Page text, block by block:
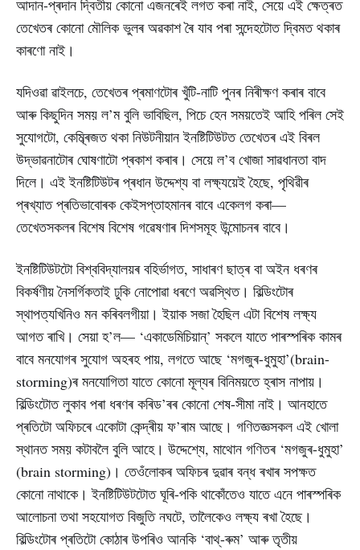
আদান-প্ৰদান দ্বিতীয় কোনো এজনৰেই লগত কৰা নাই, সেয়ে এই ক্ষেত্ৰত
তেখেতৰ কোনো মৌলিক ভুলৰ অৱকাশ ৰৈ যাব পৰা সন্দেহটোত দ্বিমত থকাৰ
কাৰণো নাই।
যদিওৱা ৱাইলচে, তেখেতৰ প্ৰমাণটোৰ খুঁটি-নাটি পুনৰ নিৰীক্ষণ কৰাৰ বাবে
আৰু কিছুদিন সময় ল’ম বুলি ভাবিছিল, পিচে হেন সময়তেই আহি পৰিল সেই
সুযোগটো, কেম্ব্ৰিজত থকা নিউটনীয়ান ইনষ্টিটিউটত তেখেতৰ এই বিৰল
উদ্ভাৱনাটোৰ ঘোষণাটো প্ৰকাশ কৰাৰ। সেয়ে ল’ব খোজা সাৱধানতা বাদ
দিলে। এই ইনষ্টিটিউটৰ প্ৰধান উদ্দেশ্য বা লক্ষ্যয়েই হৈছে, পৃথিৱীৰ
প্ৰখ্যাত প্ৰতিভাবোৰক কেইসপ্তাহমানৰ বাবে একেলগ কৰা—
তেখেতসকলৰ বিশেষ বিশেষ গৱেষণাৰ দিশসমূহ উন্মোচনৰ বাবে।
ইনষ্টিটিউটটো বিশ্ববিদ্যালয়ৰ বহিৰ্ভাগত, সাধাৰণ ছাত্ৰ বা অইন ধৰণৰ
বিকৰ্ষণীয় নৈসৰ্গিকতাই ঢুকি নোপোৱা ধৰণে অৱস্থিত। বিল্ডিংটোৰ
স্থাপত্যখিনিও মন কৰিবলগীয়া। ইয়াক সজা হৈছিল এটা বিশেষ লক্ষ্য
আগত ৰাখি। সেয়া হ’ল— ‘একাডেমিচিয়ান্’ সকলে যাতে পাৰস্পৰিক কামৰ
বাবে মনযোগৰ সুযোগ অহৰহ পায়, লগতে আছে ‘মগজুৰ-ধুমুহা’(brain-
storming)ৰ মনযোগিতা যাতে কোনো মূল্যৰ বিনিময়তে হ্ৰাস নাপায়।
বিল্ডিংটোত লুকাব পৰা ধৰণৰ কৰিড’ৰৰ কোনো শেষ-সীমা নাই। আনহাতে
প্ৰতিটো অফিচৰে একোটা কেন্দ্ৰীয় ফ’ৰাম আছে। গণিতজ্ঞসকল এই খোলা
স্থানত সময় কটাবলৈ বুলি আহে। উদ্দেশ্যে, মাথোন গণিতৰ ‘মগজুৰ-ধুমুহা’
(brain storming)। তেওঁলোকৰ অফিচৰ দুৱাৰ বন্ধ ৰখাৰ সপক্ষত
কোনো নাথাকে। ইনষ্টিটিউটটোত ঘূৰি-পকি থাকোঁতেও যাতে এনে পাৰস্পৰিক
আলোচনা তথা সহযোগত বিজুতি নঘটে, তালৈকেও লক্ষ্য ৰখা হৈছে।
বিল্ডিংটোৰ প্ৰতিটো কোঠাৰ উপৰিও আনকি ‘বাথ্-ৰুম’ আৰু তৃতীয়